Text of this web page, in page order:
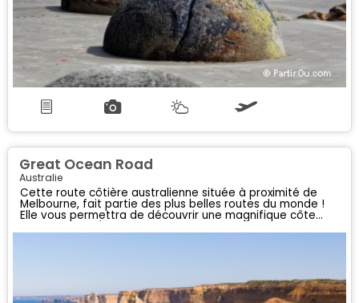
Great Ocean Road
Australie
Cette route côtière australienne située à proximité de
Melbourne, fait partie des plus belles routes du monde !
Elle vous permettra de découvrir une magnifique côte
escarpée où d'impressionnnantes falaises bordent la mer...